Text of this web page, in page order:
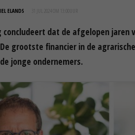
ELANDS 31 JUL 2024 OM 13:00
concludeert dat de afgelopen jaren
grootste financier in de
jonge ondernemers.